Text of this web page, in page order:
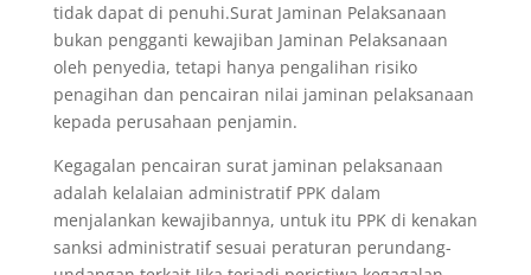
tidak dapat di penuhi.Surat Jaminan Pelaksanaan
bukan pengganti kewajiban Jaminan Pelaksanaan
oleh penyedia, tetapi hanya pengalihan risiko
penagihan dan pencairan nilai jaminan pelaksanaan
kepada perusahaan penjamin.
Kegagalan pencairan surat jaminan pelaksanaan
adalah kelalaian administratif PPK dalam
menjalankan kewajibannya, untuk itu PPK di kenakan
sanksi administratif sesuai peraturan perundang-